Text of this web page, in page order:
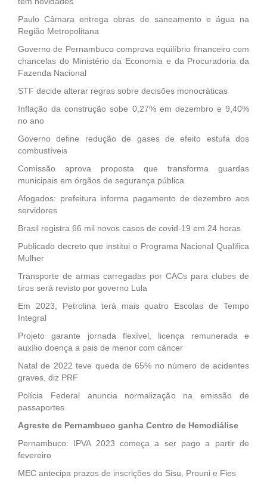
Paulo Câmara entrega obras de saneamento e água na
Região Metropolitana
Governo de Pernambuco comprova equilíbrio financeiro com
chancelas do Ministério da Economia e da Procuradoria da
Fazenda Nacional
STF decide alterar regras sobre decisões monocráticas
Inflação da construção sobe 0,27% em dezembro e 9,40%
no ano
Governo define redução de gases de efeito estufa dos
combustíveis
Comissão aprova proposta que transforma guardas
municipais em órgãos de segurança pública
Afogados: prefeitura informa pagamento de dezembro aos
servidores
Brasil registra 66 mil novos casos de covid-19 em 24 horas
Publicado decreto que institui o Programa Nacional Qualifica
Mulher
Transporte de armas carregadas por CACs para clubes de
tiros será revisto por governo Lula
Em 2023, Petrolina terá mais quatro Escolas de Tempo
Integral
Projeto garante jornada flexível, licença remunerada e
auxílio doença a pais de menor com câncer
Natal de 2022 teve queda de 65% no número de acidentes
graves, diz PRF
Polícia Federal anuncia normalização na emissão de
passaportes
Agreste de Pernambuco ganha Centro de Hemodiálise
Pernambuco: IPVA 2023 começa a ser pago a partir de
fevereiro
MEC antecipa prazos de inscrições do Sisu, Prouni e Fies